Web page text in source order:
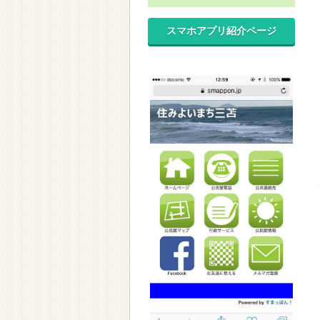
スマホアプリ紹介ページ